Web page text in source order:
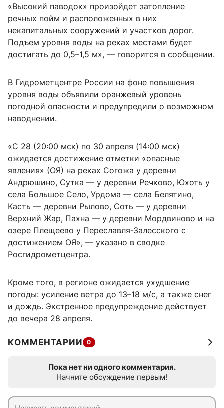
«Высокий паводок» произойдет затопление
речных пойм и расположенных в них
некапитальных сооружений и участков дорог.
Подъем уровня воды на реках местами будет
достигать до 0,5–1,5 м», — говорится в сообщении.
В Гидрометцентре России на фоне повышения
уровня воды объявили оранжевый уровень
погодной опасности и предупредили о возможном
наводнении.
«С 28 (20:00 мск) по 30 апреля (14:00 мск)
ожидается достижение отметки «опасные
явления» (ОЯ) на реках Согожа у деревни
Андрюшино, Сутка — у деревни Речково, Юхоть у
села Большое Село, Урдома — села Белятино,
Касть — деревни Рылово, Соть — у деревни
Верхний Жар, Пахна — у деревни Мордвиново и на
озере Плещеево у Переславля-Залесского с
достижением ОЯ», — указано в сводке
Росгидрометцентра.
Кроме того, в регионе ожидается ухудшение
погоды: усиление ветра до 13–18 м/с, а также снег
и дождь. Экстренное предупреждение действует
до вечера 28 апреля.
КОММЕНТАРИИ 0
Пока нет ни одного комментария.
Начните обсуждение первым!